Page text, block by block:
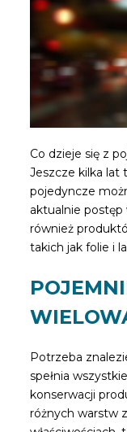
Co dzieje się z
Jeszcze kilka lat
pojedyncze
aktualnie postęp
również
takich jak folie i
Potrzeba
spełnia
konserwacji
różnych warstw